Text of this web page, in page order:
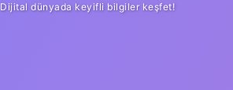
Dijital dünyada keyifli bilgiler keşfet!